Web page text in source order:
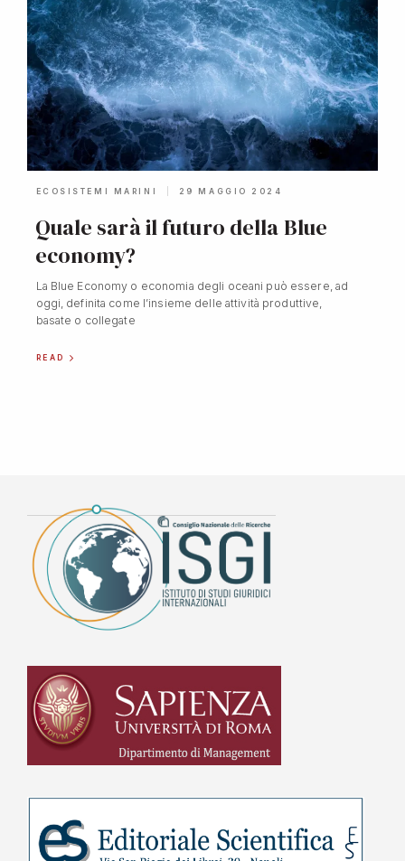
ECOSISTEMI MARINI 29 MAGGIO 2024
Quale sarà il futuro della Blue
economy?
La Blue Economy o economia degli oceani può essere, ad
oggi, definita come l’insieme delle attività produttive,
basate o collegate
READ